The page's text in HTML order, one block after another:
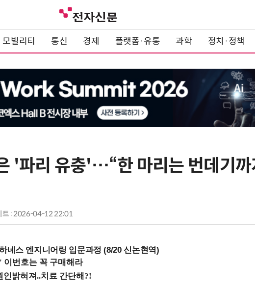
모빌리티 통신 경제 플랫폼·유통 과학 정치·정책
'파리 유충'…“한 마리는 번데기까
트 : 2026-04-12 22:01
네스 엔지니어링 입문과정 (8/20 신논현역)